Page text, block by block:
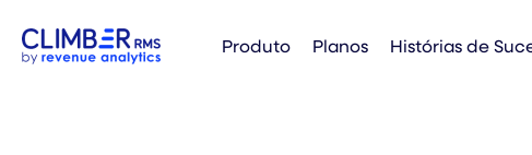
Produto Planos Histórias de